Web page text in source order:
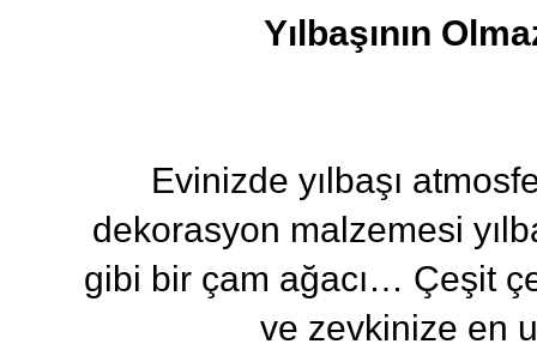
Yılbaşının
Evinizde yılbaşı
dekorasyon malzemesi
gibi bir çam ağacı… Çeşit
ve zevkinize en